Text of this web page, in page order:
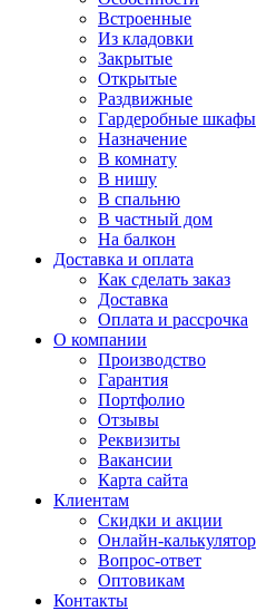
Встроенные
Из кладовки
Закрытые
Открытые
Раздвижные
Гардеробные шкафы
Назначение
В комнату
В нишу
В спальню
В частный дом
На балкон
Доставка и оплата
Как сделать заказ
Доставка
Оплата и рассрочка
О компании
Производство
Гарантия
Портфолио
Отзывы
Реквизиты
Вакансии
Карта сайта
Клиентам
Скидки и акции
Онлайн-калькулятор
Вопрос-ответ
Оптовикам
Контакты